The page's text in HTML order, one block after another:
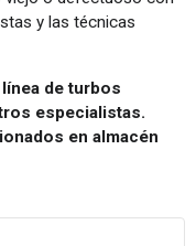
y las técnicas
de turbos
especialistas.
en almacén